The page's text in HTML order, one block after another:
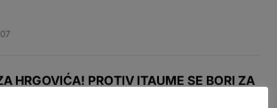
HRGOVIĆA! PROTIV ITAUME SE BORI ZA